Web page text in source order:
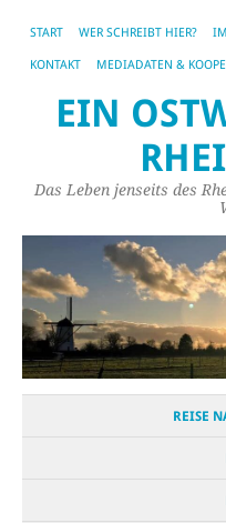
START WER SCHREIBT HIER?
KONTAKT MEDIADATEN &
EIN
Das Leben jenseits des
REISE